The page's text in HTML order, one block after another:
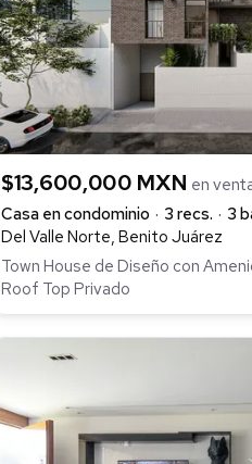
$13,600,000 MXN en
Casa en condominio
3 recs. 3
Del Valle Norte, Benito Juárez
Town House de Diseño con
Roof Top Privado